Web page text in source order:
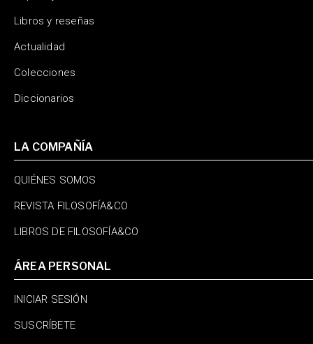
Libros y reseñas
Actualidad
Colecciones
Diccionarios
LA COMPAÑÍA
QUIÉNES SOMOS
REVISTA FILOSOFÍA&CO
LIBROS DE FILOSOFÍA&CO
ÁREA PERSONAL
INICIAR SESIÓN
SUSCRÍBETE